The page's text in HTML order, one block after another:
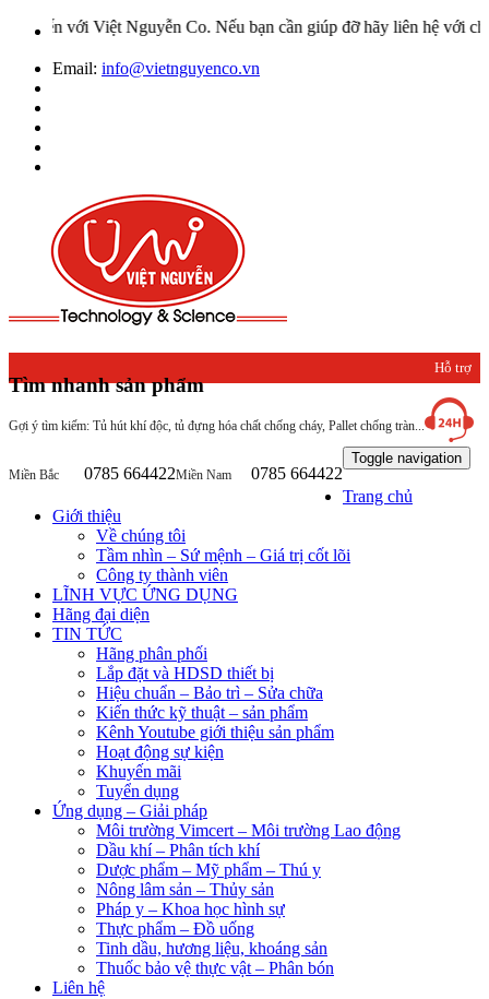
Việt Nguyễn Co. Nếu bạn cần giúp đỡ hãy liên hệ với chúng tôi
Email: info@vietnguyenco.vn
Tìm nhanh sản phẩm
Gợi ý tìm kiếm: Tủ hút khí độc, tủ đựng hóa chất chống cháy, Pallet chống tràn...
Hỗ trợ
khách
hàng
Miền Bắc 0785 664422Miền Nam 0785 664422
Toggle navigation
Trang chủ
Giới thiệu
Về chúng tôi
Tầm nhìn – Sứ mệnh – Giá trị cốt lõi
Công ty thành viên
LĨNH VỰC ỨNG DỤNG
Hãng đại diện
TIN TỨC
Hãng phân phối
Lắp đặt và HDSD thiết bị
Hiệu chuẩn – Bảo trì – Sửa chữa
Kiến thức kỹ thuật – sản phẩm
Kênh Youtube giới thiệu sản phẩm
Hoạt động sự kiện
Khuyến mãi
Tuyển dụng
Ứng dụng – Giải pháp
Môi trường Vimcert – Môi trường Lao động
Dầu khí – Phân tích khí
Dược phẩm – Mỹ phẩm – Thú y
Nông lâm sản – Thủy sản
Pháp y – Khoa học hình sự
Thực phẩm – Đồ uống
Tinh dầu, hương liệu, khoáng sản
Thuốc bảo vệ thực vật – Phân bón
Liên hệ